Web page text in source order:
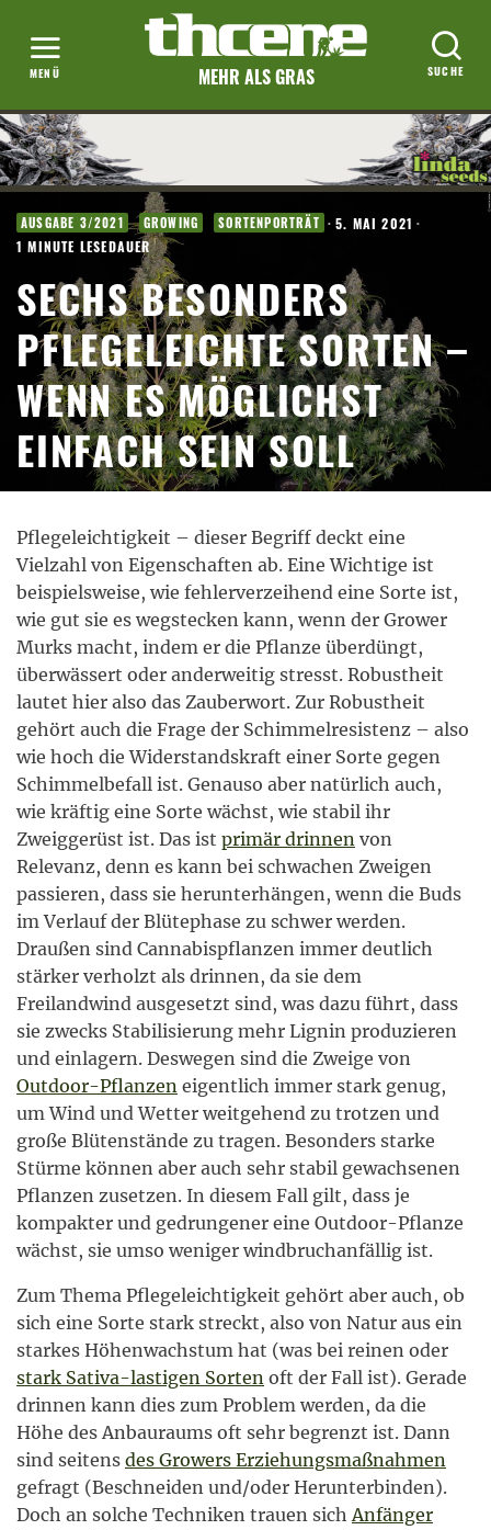
MEHR ALS GRAS
AUSGABE 3/2021 GROWING SORTENPORTRÄT · 5. MAI 2021 ·
1 MINUTE LESEDAUER
SECHS BESONDERS
PFLEGELEICHTE SORTEN –
WENN ES MÖGLICHST
EINFACH SEIN SOLL
Pflegeleichtigkeit – dieser Begriff deckt eine
Vielzahl von Eigenschaften ab. Eine Wichtige ist
beispielsweise, wie fehlerverzeihend eine Sorte ist,
wie gut sie es wegstecken kann, wenn der Grower
Murks macht, indem er die Pflanze überdüngt,
überwässert oder anderweitig stresst. Robustheit
lautet hier also das Zauberwort. Zur Robustheit
gehört auch die Frage der Schimmelresistenz – also
wie hoch die Widerstandskraft einer Sorte gegen
Schimmelbefall ist. Genauso aber natürlich auch,
wie kräftig eine Sorte wächst, wie stabil ihr
Zweiggerüst ist. Das ist primär drinnen von
Relevanz, denn es kann bei schwachen Zweigen
passieren, dass sie herunterhängen, wenn die Buds
im Verlauf der Blütephase zu schwer werden.
Draußen sind Cannabispflanzen immer deutlich
stärker verholzt als drinnen, da sie dem
Freilandwind ausgesetzt sind, was dazu führt, dass
sie zwecks Stabilisierung mehr Lignin produzieren
und einlagern. Deswegen sind die Zweige von
Outdoor-Pflanzen eigentlich immer stark genug,
um Wind und Wetter weitgehend zu trotzen und
große Blütenstände zu tragen. Besonders starke
Stürme können aber auch sehr stabil gewachsenen
Pflanzen zusetzen. In diesem Fall gilt, dass je
kompakter und gedrungener eine Outdoor-Pflanze
wächst, sie umso weniger windbruchanfällig ist.
Zum Thema Pflegeleichtigkeit gehört aber auch, ob
sich eine Sorte stark streckt, also von Natur aus ein
starkes Höhenwachstum hat (was bei reinen oder
stark Sativa-lastigen Sorten oft der Fall ist). Gerade
drinnen kann dies zum Problem werden, da die
Höhe des Anbauraums oft sehr begrenzt ist. Dann
sind seitens des Growers Erziehungsmaßnahmen
gefragt (Beschneiden und/oder Herunterbinden).
Doch an solche Techniken trauen sichAnfänger